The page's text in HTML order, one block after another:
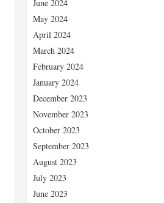
June 2024
May 2024
April 2024
March 2024
February 2024
January 2024
December 2023
November 2023
October 2023
September 2023
August 2023
July 2023
June 2023